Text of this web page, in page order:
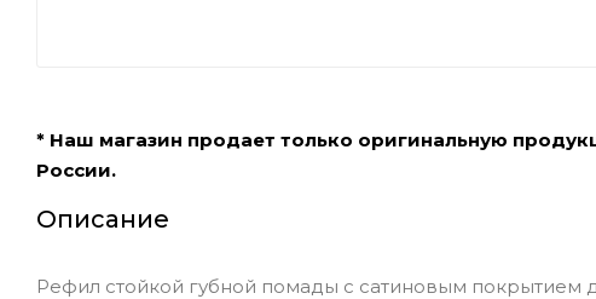
* Наш магазин продает только оригинальную
России.
Описание
Рефил стойкой губной помады с сатиновым покрытием